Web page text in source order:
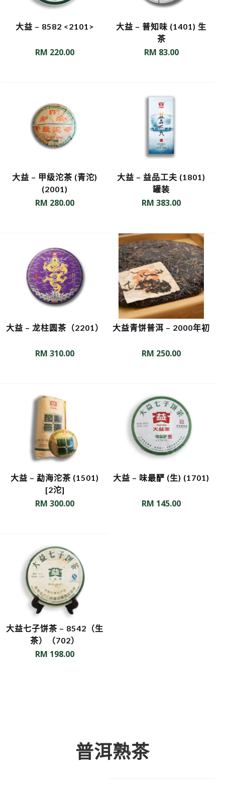
大益 – 8582 <2101>
RM 220.00
大益 – 普知味 (1401) 生
茶
RM 83.00
大益 – 甲级沱茶 (青沱)
(2001)
RM 280.00
大益 – 益品工夫 (1801)
罐装
RM 383.00
大益 – 龙柱圆茶（2201）
RM 310.00
大益青饼普洱 – 2000年初
RM 250.00
大益 – 勐海沱茶 (1501)
[2沱]
RM 300.00
大益 – 味最酽 (生) (1701)
RM 145.00
大益七子饼茶 – 8542（生
茶）（702）
RM 198.00
普洱熟茶